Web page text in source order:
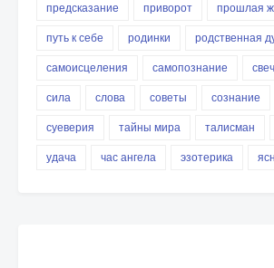
предсказание
приворот
прошлая
путь к себе
родинки
родственная
самоисцеления
самопознание
сила
слова советы сознание
суеверия
тайны мира талисман
удача
час ангела эзотерика